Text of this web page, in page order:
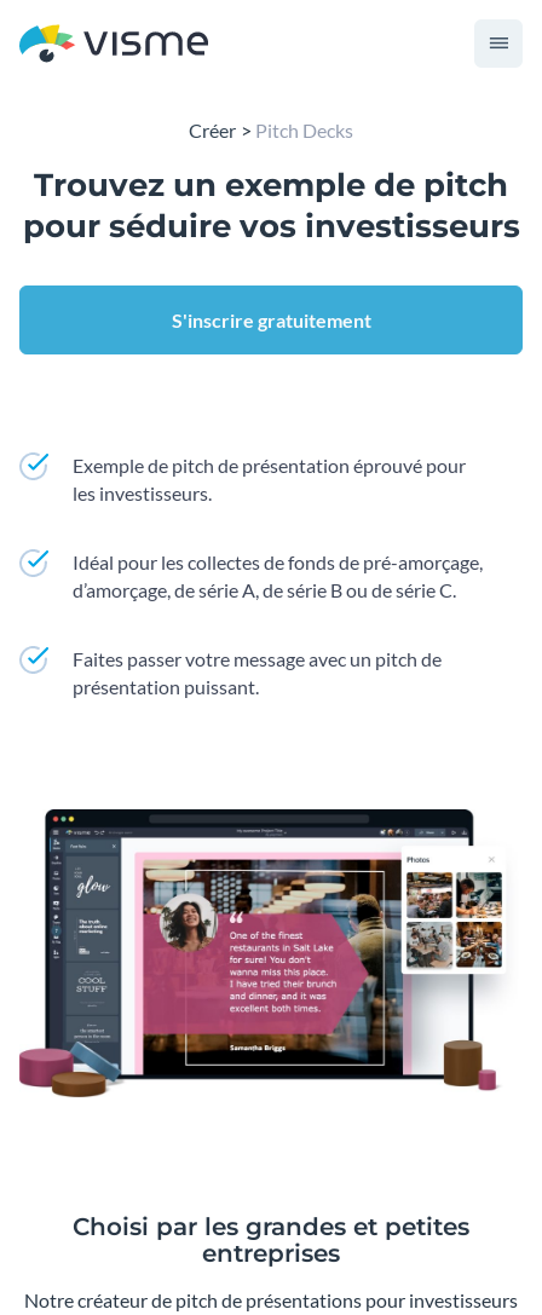
Créer Pitch Decks
Trouvez un exemple de pitch
pour séduire vos investisseurs
S'inscrire gratuitement
Exemple de pitch de présentation éprouvé pour
les investisseurs.
Idéal pour les collectes de fonds de pré-amorçage,
d’amorçage, de série A, de série B ou de série C.
Faites passer votre message avec un pitch de
présentation puissant.
Choisi par les grandes et petites
entreprises
Notre créateur de pitch de présentations pour investisseurs